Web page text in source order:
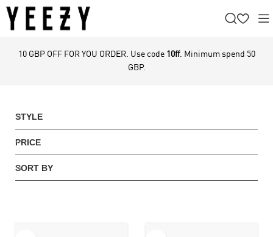
10 GBP OFF FOR YOU ORDER. Use code 10ff. Minimum spend 50
GBP.
STYLE
PRICE
SORT BY